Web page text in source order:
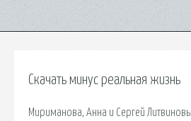
Скачать минус реальная жизнь
Мириманова, Анна и Сергей